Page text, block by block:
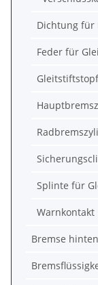
Dichtung für
Feder für
Splinte für
Warnkontakt
Bremse hinten